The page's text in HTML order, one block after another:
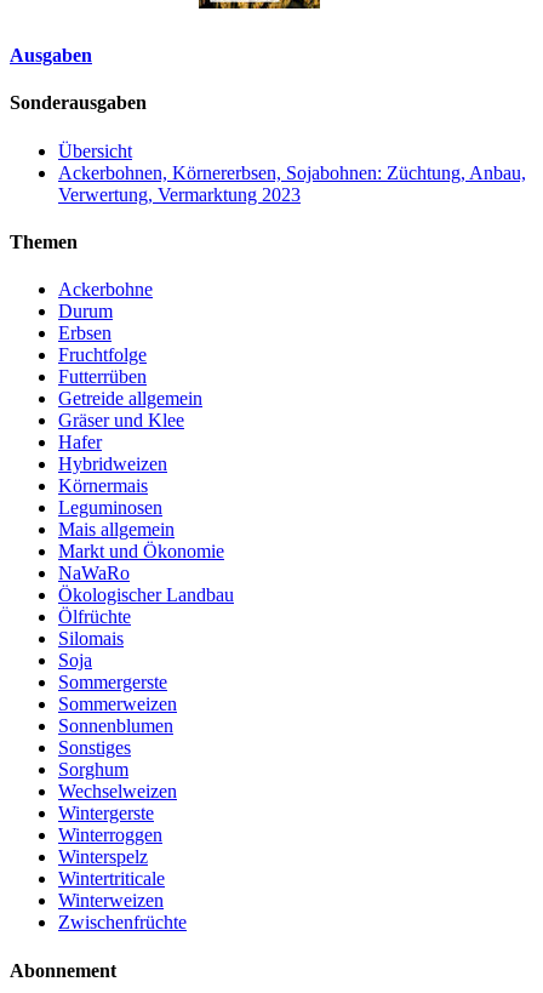
Ausgaben
Sonderausgaben
Übersicht
Ackerbohnen, Körnererbsen, Sojabohnen: Züchtung, Anbau,
Verwertung, Vermarktung 2023
Themen
Ackerbohne
Durum
Erbsen
Fruchtfolge
Futterrüben
Getreide allgemein
Gräser und Klee
Hafer
Hybridweizen
Körnermais
Leguminosen
Mais allgemein
Markt und Ökonomie
NaWaRo
Ökologischer Landbau
Ölfrüchte
Silomais
Soja
Sommergerste
Sommerweizen
Sonnenblumen
Sonstiges
Sorghum
Wechselweizen
Wintergerste
Winterroggen
Winterspelz
Wintertriticale
Winterweizen
Zwischenfrüchte
Abonnement